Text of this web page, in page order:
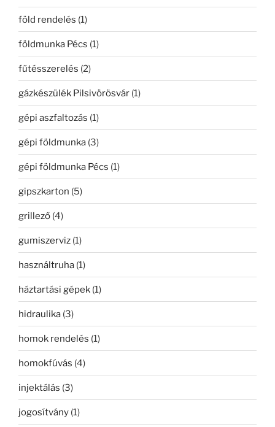
föld rendelés (1)
földmunka Pécs (1)
fűtésszerelés (2)
gázkészülék Pilsivörösvár (1)
gépi aszfaltozás (1)
gépi földmunka (3)
gépi földmunka Pécs (1)
gipszkarton (5)
grillező (4)
gumiszerviz (1)
használtruha (1)
háztartási gépek (1)
hidraulika (3)
homok rendelés (1)
homokfúvás (4)
injektálás (3)
jogosítvány (1)